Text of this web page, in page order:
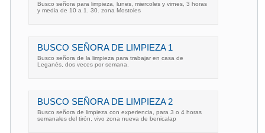
Busco señora para limpieza, lunes, miercoles y virnes, 3 horas
y media de 10 a 1. 30. zona Mostoles
BUSCO SEÑORA DE LIMPIEZA 1
Busco señora de la limpieza para trabajar en casa de
Leganés, dos veces por semana.
BUSCO SEÑORA DE LIMPIEZA 2
Busco señora de limpieza con experiencia, para 3 o 4 horas
semanales del tirón, vivo zona nueva de benicalap